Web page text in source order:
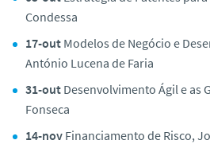
Condessa
17-out Modelos de Negócio e
António Lucena de Faria
31-out Desenvolvimento Ágil e as
Fonseca
14-nov Financiamento de Risco,